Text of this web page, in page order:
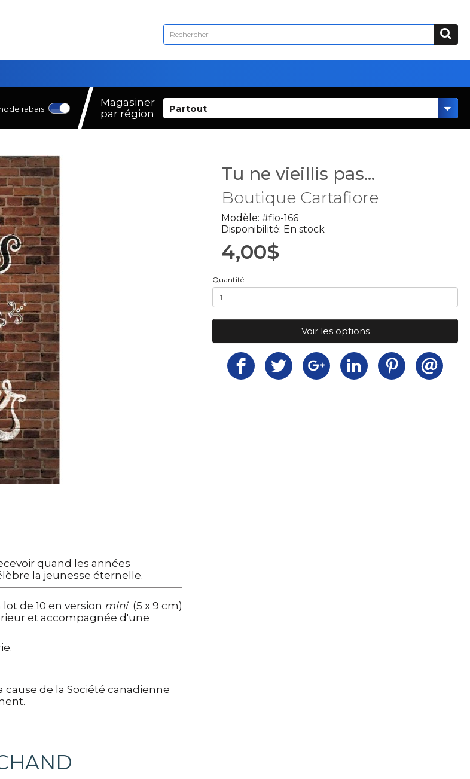
rabais
Magasiner
par région
Partout
quand les années
la jeunesse éternelle.
lot de 10 en version mini(5 x 9 cm)
et accompagnée d'une
de la Société canadienne
Tu ne vieillis pas...
Boutique Cartafiore
Modèle: #fio-166
Disponibilité: En stock
4,00$
Quantité
Voir les options